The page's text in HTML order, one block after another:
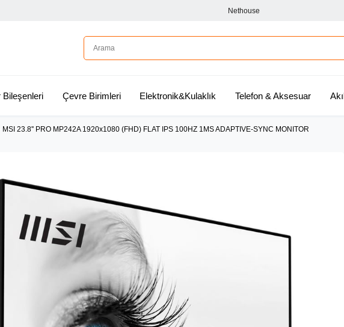
Nethouse
Bileşenleri Çevre Birimleri Elektronik&Kulaklık Telefon & Aksesuar
MSI 23.8'' PRO MP242A 1920x1080 (FHD) FLAT IPS 100HZ 1MS ADAPTIVE-SYNC MONITOR